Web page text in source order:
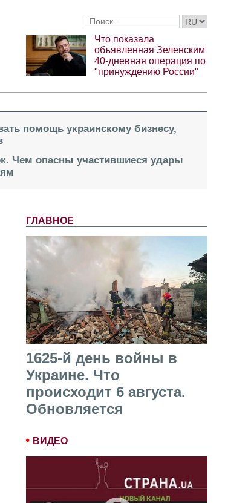
Что показала
объявленная Зеленским
40-дневная операция по
"принуждению России"
помощь украинскому бизнесу,
Чем опасны участившиеся удары
ГЛАВНОЕ
1625-й день войны в
Украине. Что
происходит 6 августа.
Обновляется
ВИДЕО